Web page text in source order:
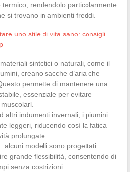
termico, rendendolo particolarmente
si trovano in ambienti freddi.
uno stile di vita sano: consigli
sintetici o naturali, come il
creano sacche d’aria che
permette di mantenere una
essenziale per evitare
altri indumenti invernali, i piumini
leggeri, riducendo così la fatica
prolungate.
: alcuni modelli sono progettati
grande flessibilità, consentendo di
senza costrizioni.